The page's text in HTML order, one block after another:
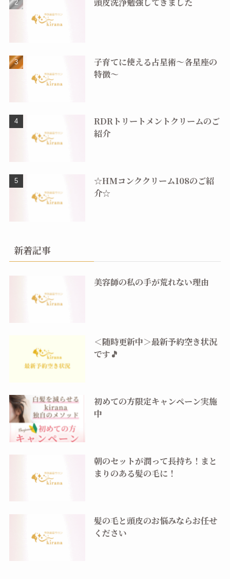
子育てに使える占星術〜各星座の
特徴〜
RDRトリートメントクリームのご
紹介
☆HMコンククリーム108のご紹
介☆
新着記事
美容師の私の手が荒れない理由
＜随時更新中＞最新予約空き状況
です🎵
初めての方限定キャンペーン実施
中
朝のセットが潤って長持ち！まと
まりのある髪の毛に！
髪の毛と頭皮のお悩みならお任せ
ください